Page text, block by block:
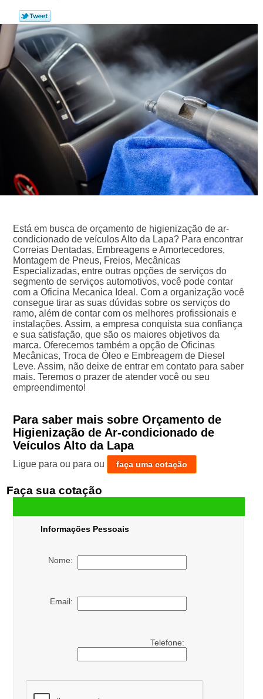
Está em busca de orçamento de higienização de ar-
condicionado de veículos Alto da Lapa? Para encontrar
Correias Dentadas, Embreagens e Amortecedores,
Montagem de Pneus, Freios, Mecânicas
Especializadas, entre outras opções de serviços do
segmento de serviços automotivos, você pode contar
com a Oficina Mecanica Ideal. Com a organização você
consegue tirar as suas dúvidas sobre os serviços do
ramo, além de contar com os melhores profissionais e
instalações. Assim, a empresa conquista sua confiança
e sua satisfação, que são os maiores objetivos da
marca. Oferecemos também a opção de Oficinas
Mecânicas, Troca de Óleo e Embreagem de Diesel
Leve. Assim, não deixe de entrar em contato para saber
mais. Teremos o prazer de atender você ou seu
empreendimento!
Para saber mais sobre Orçamento de
Higienização de Ar-condicionado de
Veículos Alto da Lapa
Ligue para ou para ou faça uma cotação
Faça sua cotação
Informações Pessoais
Nome:
Email:
Telefone: